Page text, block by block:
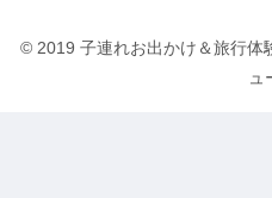
© 2019 子連れお出かけ＆旅行
ュ